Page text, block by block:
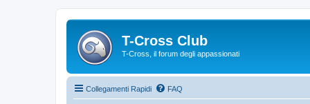
T-Cross Club
T-Cross, il forum degli appassionati
Collegamenti Rapidi FAQ